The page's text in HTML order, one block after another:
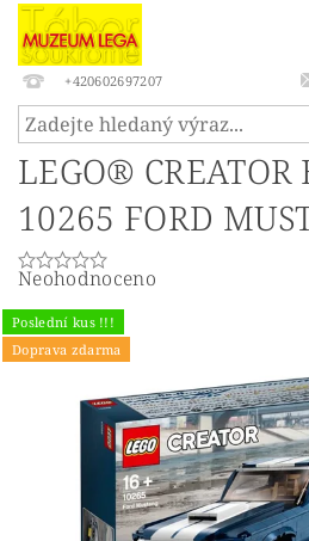
+420602697207
LEGO® CREATOR
10265 FORD
Neohodnoceno
Poslední kus !!!
Doprava zdarma